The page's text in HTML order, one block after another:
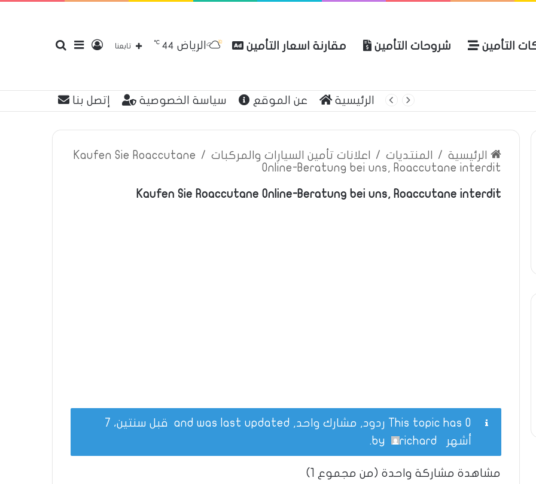
التأمين شروحات التأمين مقارنة اسعار التأمين إضافة
عمود
تسجيل
الدخول
تابعنا الرياض 44
℃
الرئيسية عن الموقع سياسة الخصوصية إتصل بنا
الرئيسية / المنتديات / اعلانات تأمين السيارات والمركبات /
Kaufen Sie Roaccutane
Online-Beratung bei uns, Roaccutane interdit
Kaufen Sie Roaccutane Online-Beratung bei uns, Roaccutane interdit
This topic has 0 ردود, مشارك واحد, and was last updated
قبل سنتين، 7
أشهر
richard
.
مشاهدة مشاركة واحدة (من مجموع 1)